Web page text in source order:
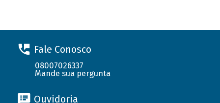
Fale Conosco
08007026337
Mande sua pergunta
Ouvidoria